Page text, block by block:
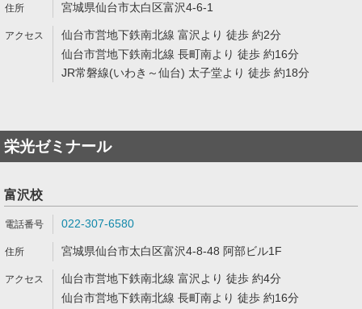
宮城県仙台市太白区富沢4-6-1
仙台市営地下鉄南北線 富沢より 徒歩 約2分
仙台市営地下鉄南北線 長町南より 徒歩 約16分
JR常磐線(いわき～仙台) 太子堂より 徒歩 約18分
栄光ゼミナール
富沢校
022-307-6580
宮城県仙台市太白区富沢4-8-48 阿部ビル1F
仙台市営地下鉄南北線 富沢より 徒歩 約4分
仙台市営地下鉄南北線 長町南より 徒歩 約16分